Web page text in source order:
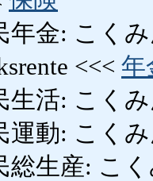
年金: こく
<<< 年
生活: こく
運動: こく
総生産: こ